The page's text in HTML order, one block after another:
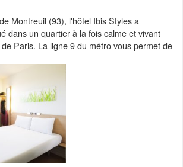
Montreuil (93), l'hôtel Ibis Styles a
dans un quartier à la fois calme et vivant
Paris. La ligne 9 du métro vous permet de